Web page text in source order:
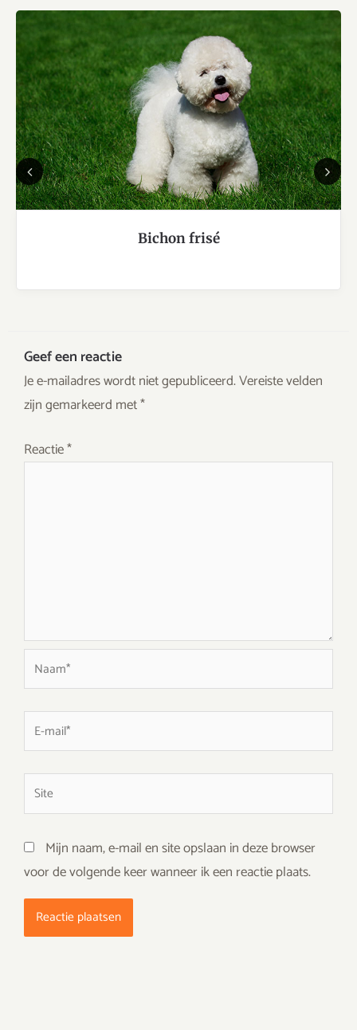
Previous
Bichon frisé
Next
Geef een reactie
Je e-mailadres wordt niet gepubliceerd.Vereiste velden
zijn gemarkeerd met*
Reactie*
Naam*
mail*
Site
Mijn naam, e-mail en site opslaan in deze browser
voor de volgende keer wanneer ik een reactie plaats.